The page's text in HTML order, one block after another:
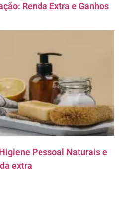
Renda Extra e Ganhos
Pessoal Naturais e
extra